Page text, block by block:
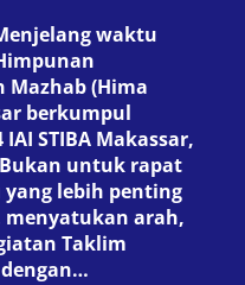
waktu
Mazhab (Hima
berkumpul
STIBA Makassar,
Bukan untuk rapat
lebih penting
arah,
Taklim